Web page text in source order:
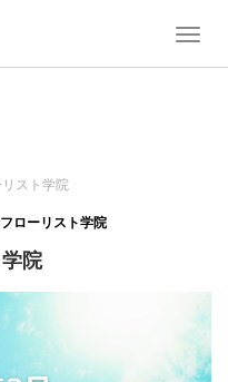
スト学院
ローリスト学院
院